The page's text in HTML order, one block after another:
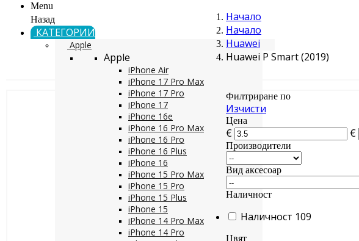
Menu
Назад
КАТЕГОРИИ
Apple
Apple
iPhone Air
iPhone 17 Pro Max
iPhone 17 Pro
iPhone 17
iPhone 16e
iPhone 16 Pro Max
iPhone 16 Pro
iPhone 16 Plus
iPhone 16
iPhone 15 Pro Max
iPhone 15 Pro
iPhone 15 Plus
iPhone 15
iPhone 14 Pro Max
iPhone 14 Pro
Начало
Начало
Huawei
Huawei P Smart (2019)
Филтриране по
Изчисти
Цена
€ €
Производители
Вид аксесоар
Наличност
Наличност 109
Цвят